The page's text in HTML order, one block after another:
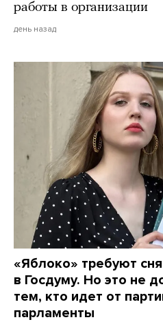
работы в организации
день назад
«Яблоко» требуют
в Госдуму. Но это не
тем, кто идет от
парламенты